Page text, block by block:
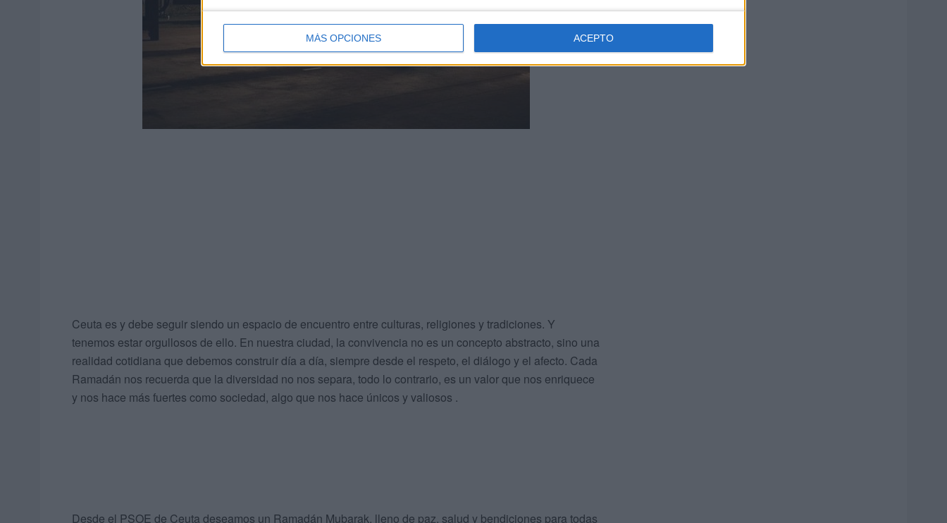
MÁS OPCIONES ACEPTO
Ceuta es y debe seguir siendo un espacio de encuentro entre culturas, religiones y tradiciones. Y
tenemos estar orgullosos de ello. En nuestra ciudad, la convivencia no es un concepto abstracto, sino una
realidad cotidiana que debemos construir día a día, siempre desde el respeto, el diálogo y el afecto. Cada
Ramadán nos recuerda que la diversidad no nos separa, todo lo contrario, es un valor que nos enriquece
y nos hace más fuertes como sociedad, algo que nos hace únicos y valiosos .
Desde el PSOE de Ceuta deseamos un Ramadán Mubarak, lleno de paz, salud y bendiciones para todas